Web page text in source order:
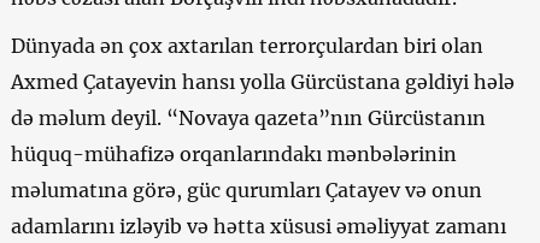
Dünyada ən çox axtarılan terrorçulardan biri olan
Axmed Çatayevin hansı yolla Gürcüstana gəldiyi hələ
də məlum deyil. “Novaya qazeta”nın Gürcüstanın
hüquq-mühafizə orqanlarındakı mənbələrinin
məlumatına görə, güc qurumları Çatayev və onun
adamlarını izləyib və hətta xüsusi əməliyyat zamanı